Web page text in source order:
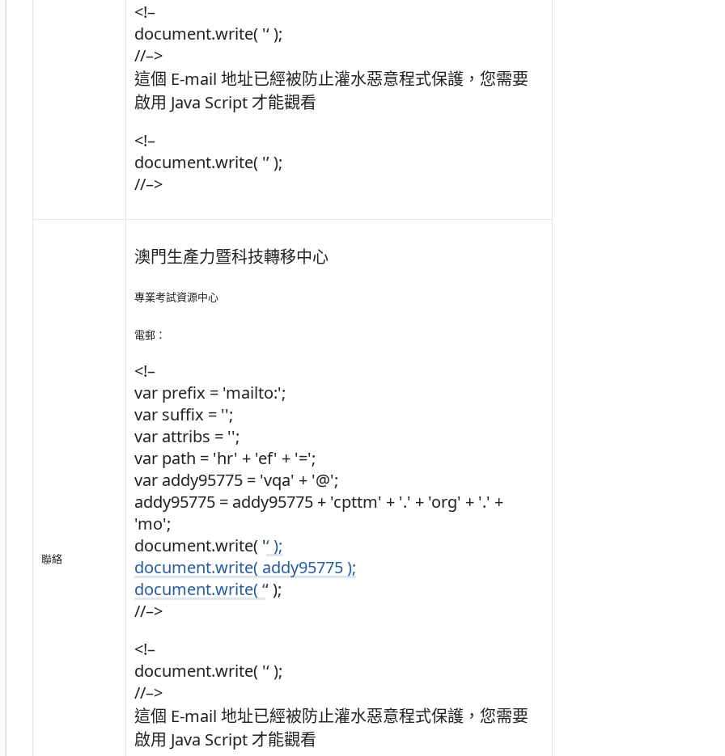
<!–
document.write( '‘ );
//–>
這個 E-mail 地址已經被防止灌水惡意程式保護，您需要
啟用 Java Script 才能觀看
<!–
document.write( '’ );
//–>
聯絡
澳門生產力暨科技轉移中心
專業考試資源中心
電郵：
<!–
var prefix = 'mailto:';
var suffix = '';
var attribs = '';
var path = 'hr' + 'ef' + '=';
var addy95775 = 'vqa' + '@';
addy95775 = addy95775 + 'cpttm' + '.' + 'org' + '.' +
'mo';
document.write( '‘ );
document.write( addy95775 );
document.write( ‘‘ );
//–>
<!–
document.write( '‘ );
//–>
這個 E-mail 地址已經被防止灌水惡意程式保護，您需要
啟用 Java Script 才能觀看